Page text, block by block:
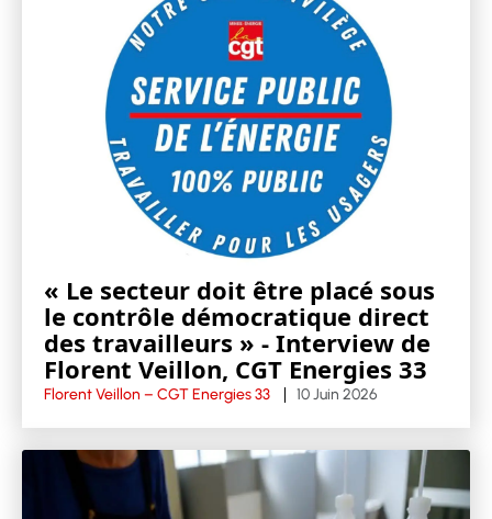
« Le secteur doit être placé sous
le contrôle démocratique direct
des travailleurs » - Interview de
Florent Veillon, CGT Energies 33
Florent Veillon – CGT Energies 33 10 Juin 2026